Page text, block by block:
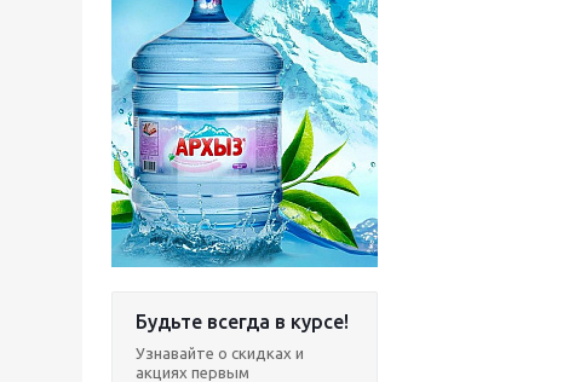
Будьте всегда в курсе!
Узнавайте о скидках и
акциях первым